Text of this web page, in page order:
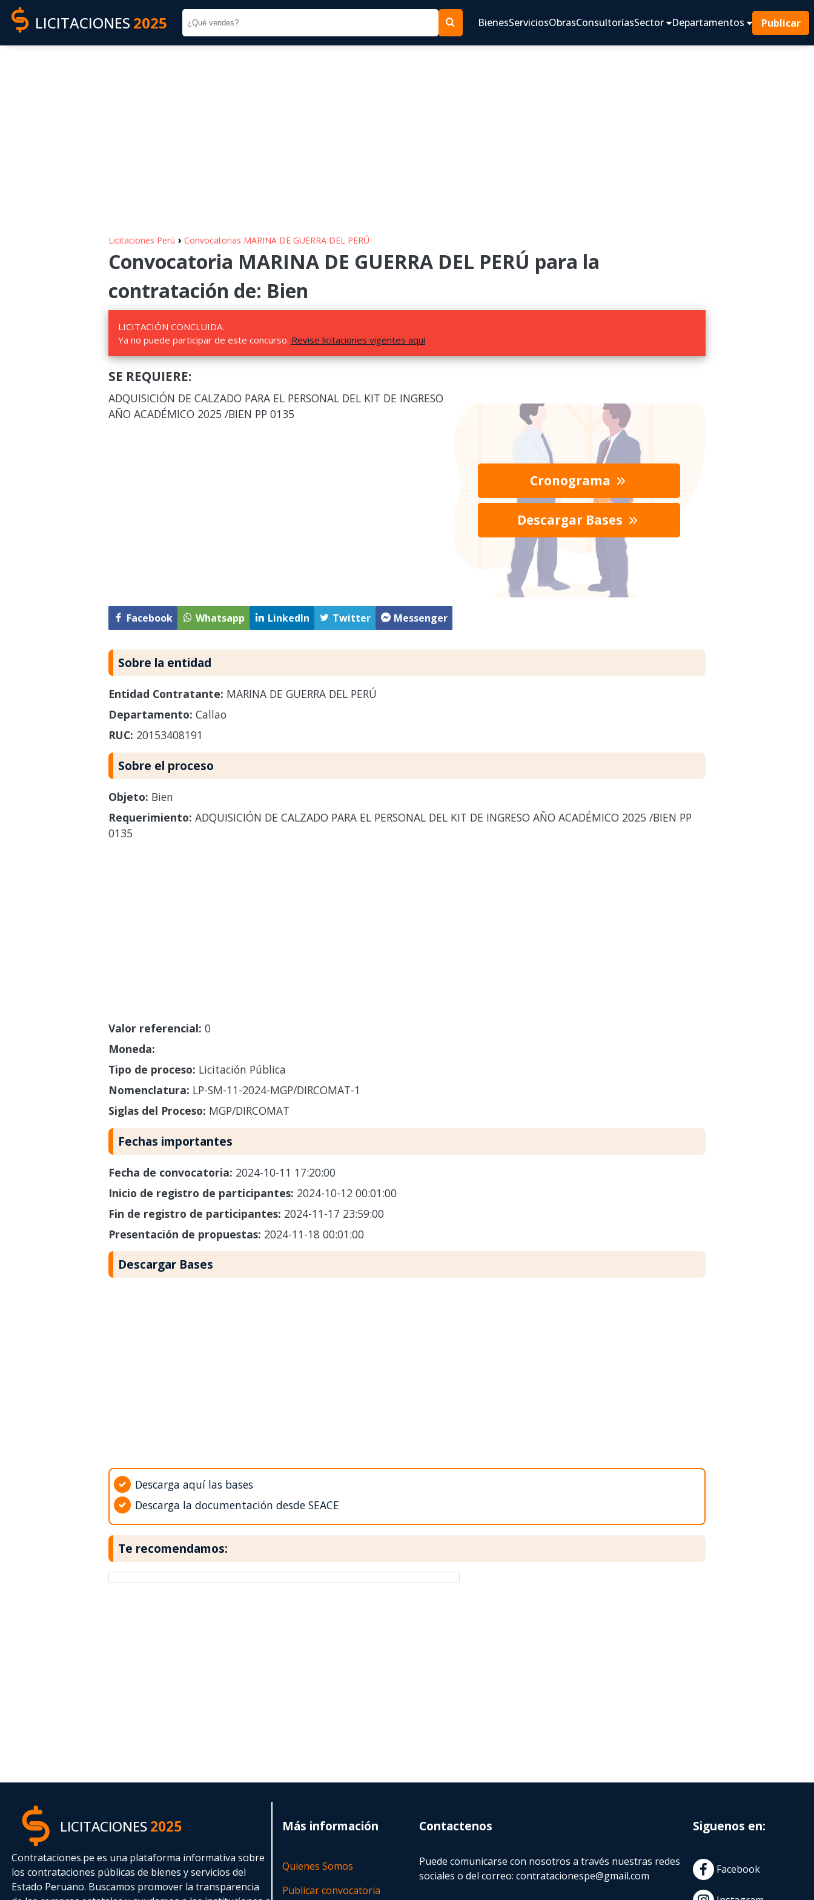
LICITACIONES 2025 BienesServiciosObrasConsultoríasSector Departamentos Publicar
Licitaciones Perú › Convocatorias MARINA DE GUERRA DEL PERÚ
Convocatoria MARINA DE GUERRA DEL PERÚ para la
contratación de: Bien
LICITACIÓN CONCLUIDA.
Ya no puede participar de este concurso. Revise licitaciones vigentes aquí
SE REQUIERE:
ADQUISICIÓN DE CALZADO PARA EL PERSONAL DEL KIT DE INGRESO
AÑO ACADÉMICO 2025 /BIEN PP 0135
Facebook Whatsapp LinkedIn Twitter Messenger
Cronograma
Descargar Bases
Sobre la entidad
Entidad Contratante: MARINA DE GUERRA DEL PERÚ
Departamento: Callao
RUC: 20153408191
Sobre el proceso
Objeto: Bien
Requerimiento: ADQUISICIÓN DE CALZADO PARA EL PERSONAL DEL KIT DE INGRESO AÑO ACADÉMICO 2025 /BIEN PP
0135
Valor referencial: 0
Moneda:
Tipo de proceso: Licitación Pública
Nomenclatura: LP-SM-11-2024-MGP/DIRCOMAT-1
Siglas del Proceso: MGP/DIRCOMAT
Fechas importantes
Fecha de convocatoria: 2024-10-11 17:20:00
Inicio de registro de participantes: 2024-10-12 00:01:00
Fin de registro de participantes: 2024-11-17 23:59:00
Presentación de propuestas: 2024-11-18 00:01:00
Descargar Bases
Descarga aquí las bases
Descarga la documentación desde SEACE
Te recomendamos:
LICITACIONES2025
Contrataciones.pe es una plataforma informativa sobre
los contrataciones públicas de bienes y servicios del
Estado Peruano. Buscamos promover la transparencia
Más información
Quienes Somos
Publicar convocatoria
Contactenos
Puede comunicarse con nosotros a través nuestras redes
sociales o del correo:contratacionespe@gmail.com
Siguenos en:
Facebook